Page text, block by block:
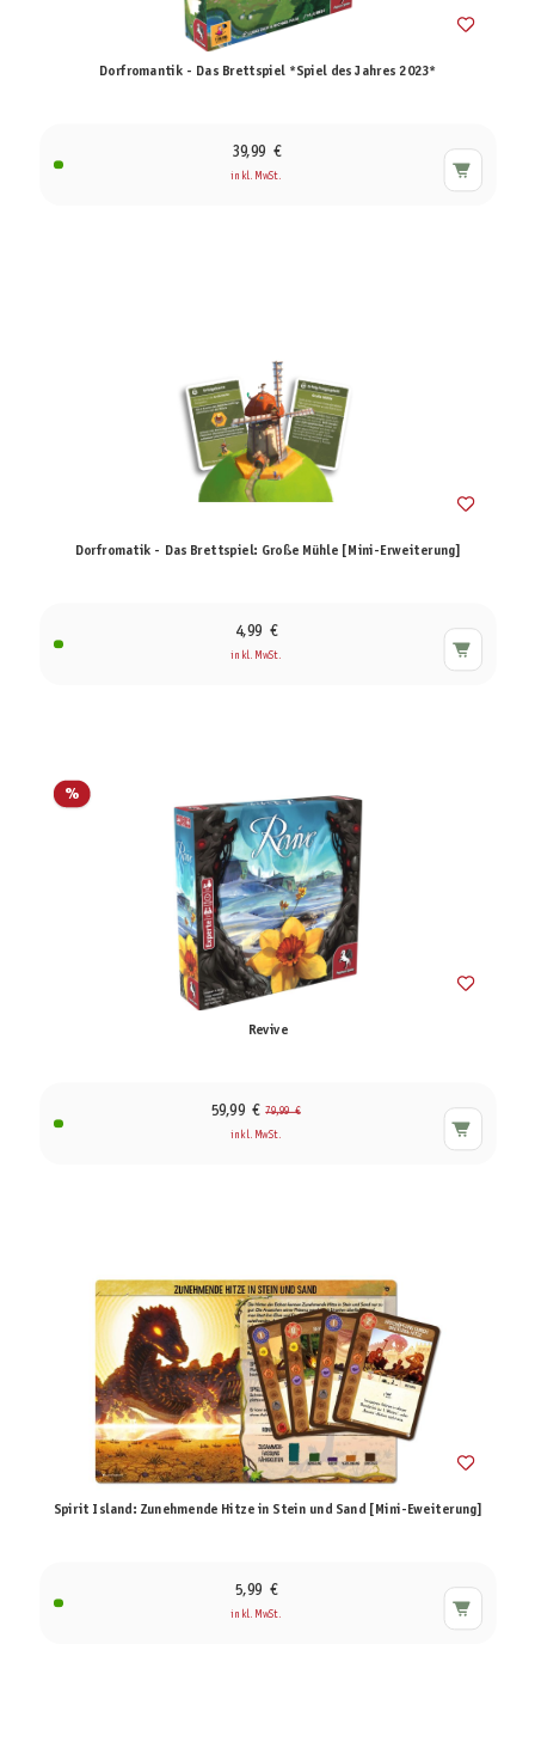
Dorfromantik - Das Brettspiel *Spiel des Jahres 2023*
39,99 €
inkl. MwSt.
Dorfromatik - Das Brettspiel: Große Mühle [Mini-Erweiterung]
4,99 €
inkl. MwSt.
%
Revive
59,99 € 79,99 €
inkl. MwSt.
Spirit Island: Zunehmende Hitze in Stein und Sand [Mini-Eweiterung]
5,99 €
inkl. MwSt.